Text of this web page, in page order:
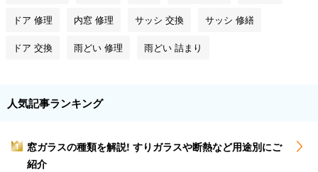
ドア 修理 内窓 修理 サッシ 交換 サッシ 修繕
ドア 交換 雨どい 修理 雨どい 詰まり
人気記事ランキング
1
窓ガラスの種類を解説! すりガラスや断熱など用途別にご
紹介